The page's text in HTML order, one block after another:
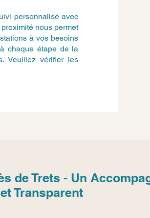
personnalisé avec
nous permet
à vos besoins
chaque étape de la
Veuillez vérifier les
de Trets - Un
et Transparent